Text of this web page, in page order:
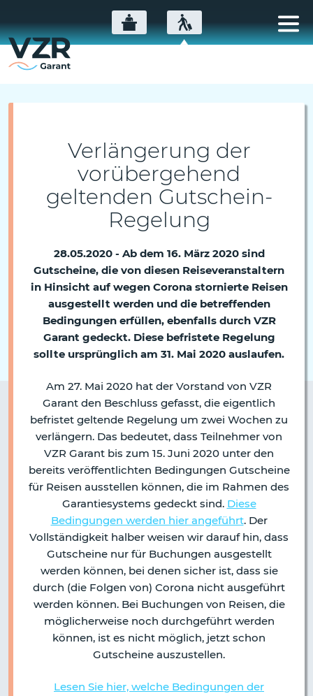
Verlängerung der
vorübergehend
geltenden Gutschein-
Regelung
28.05.2020 - Ab dem 16. März 2020 sind
Gutscheine, die von diesen Reiseveranstaltern
in Hinsicht auf wegen Corona stornierte Reisen
ausgestellt werden und die betreffenden
Bedingungen erfüllen, ebenfalls durch VZR
Garant gedeckt. Diese befristete Regelung
sollte ursprünglich am 31. Mai 2020 auslaufen.
Am 27. Mai 2020 hat der Vorstand von VZR
Garant den Beschluss gefasst, die eigentlich
befristet geltende Regelung um zwei Wochen zu
verlängern. Das bedeutet, dass Teilnehmer von
VZR Garant bis zum 15. Juni 2020 unter den
bereits veröffentlichten Bedingungen Gutscheine
für Reisen ausstellen können, die im Rahmen des
Garantiesystems gedeckt sind. Diese
Bedingungen werden hier angeführt. Der
Vollständigkeit halber weisen wir darauf hin, dass
Gutscheine nur für Buchungen ausgestellt
werden können, bei denen sicher ist, dass sie
durch (die Folgen von) Corona nicht ausgeführt
werden können. Bei Buchungen von Reisen, die
möglicherweise noch durchgeführt werden
können, ist es nicht möglich, jetzt schon
Gutscheine auszustellen.
Lesen Sie hier, welche Bedingungen der